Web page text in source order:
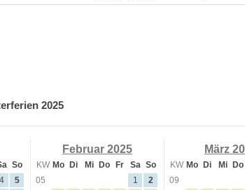
2025
So
4
5
Februar 2025
KW Mo Di Mi Do Fr Sa So
05
1
2
März
KW Mo Di Mi Do
09